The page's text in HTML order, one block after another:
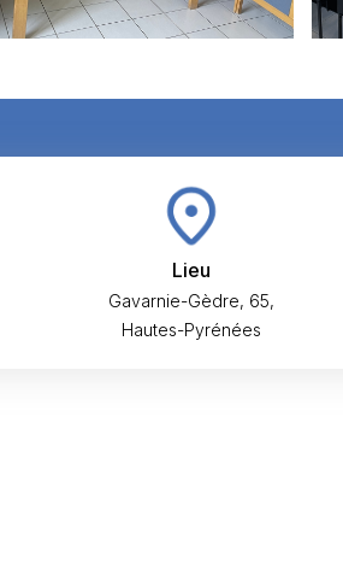
Lieu
Gavarnie-Gèdre, 65,
Hautes-Pyrénées